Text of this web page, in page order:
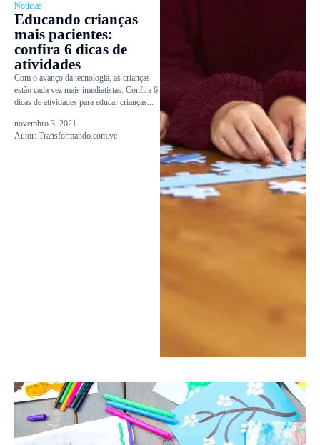
Notícias
Educando crianças
mais pacientes:
confira 6 dicas de
atividades
Com o avanço da tecnologia, as crianças
estão cada vez mais imediatistas. Confira 6
dicas de atividades para educar crianças...
novembro 3, 2021
Autor: Transformando.com.vc